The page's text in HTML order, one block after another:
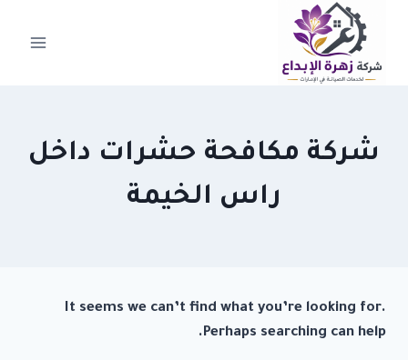
التجاوز
المحتوى
شركة مكافحة حشرات داخل
راس الخيمة
It seems we can’t find what you’re looking for.
Perhaps searching can help.